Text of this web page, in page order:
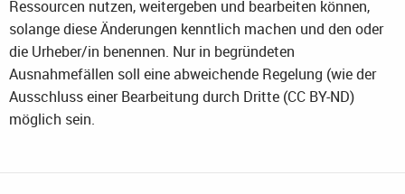
Ressourcen nutzen, weitergeben und bearbeiten können,
solange diese Änderungen kenntlich machen und den oder
die Urheber/in benennen. Nur in begründeten
Ausnahmefällen soll eine abweichende Regelung (wie der
Ausschluss einer Bearbeitung durch Dritte (CC BY-ND)
möglich sein.